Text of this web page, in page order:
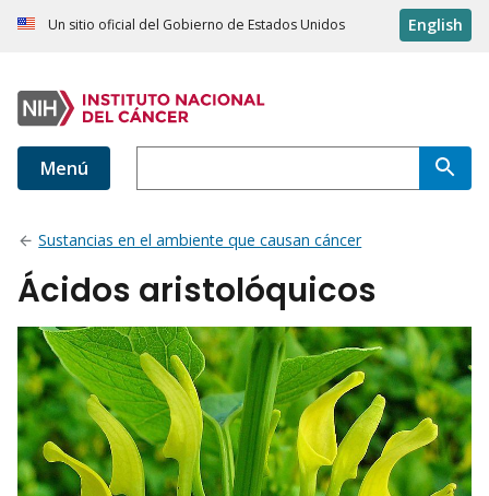
Un sitio oficial del Gobierno de Estados Unidos English
Menú
Sustancias en el ambiente que causan cáncer
Ácidos aristolóquicos